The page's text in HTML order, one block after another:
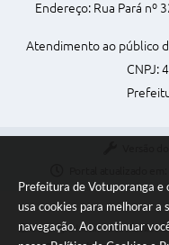
Prefeitura de Votuporanga e
usa cookies para melhorar a
navegação. Ao continuar
Endereço: Rua Pará nº
Atendimento ao público
CNPJ:
Copyright Instar - 2006-2026.